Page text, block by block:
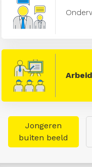
Jongeren
buiten beeld